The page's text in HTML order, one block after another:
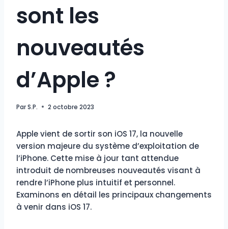
sont les
nouveautés
d’Apple ?
ParS.P. 2 octobre 2023
Apple vient de sortir son iOS 17, la nouvelle
version majeure du système d’exploitation de
l’iPhone. Cette mise à jour tant attendue
introduit de nombreuses nouveautés visant à
rendre l’iPhone plus intuitif et personnel.
Examinons en détail les principaux changements
à venir dans iOS 17.